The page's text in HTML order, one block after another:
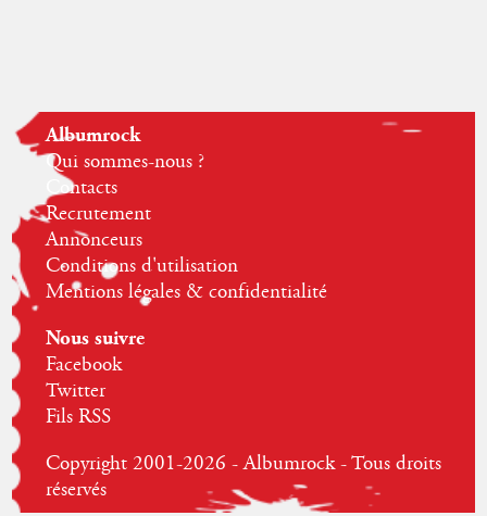
Albumrock
Qui sommes-nous ?
Contacts
Recrutement
Annonceurs
Conditions d'utilisation
Mentions légales & confidentialité
Nous suivre
Facebook
Twitter
Fils RSS
Copyright 2001-2026 - Albumrock - Tous droits
réservés